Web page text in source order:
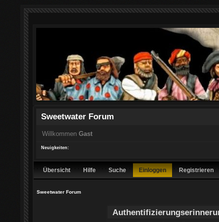
Sweetwater Forum
Willkommen Gast
Neuigkeiten:
Übersicht Hilfe Suche Einloggen Registrieren
Sweetwater Forum